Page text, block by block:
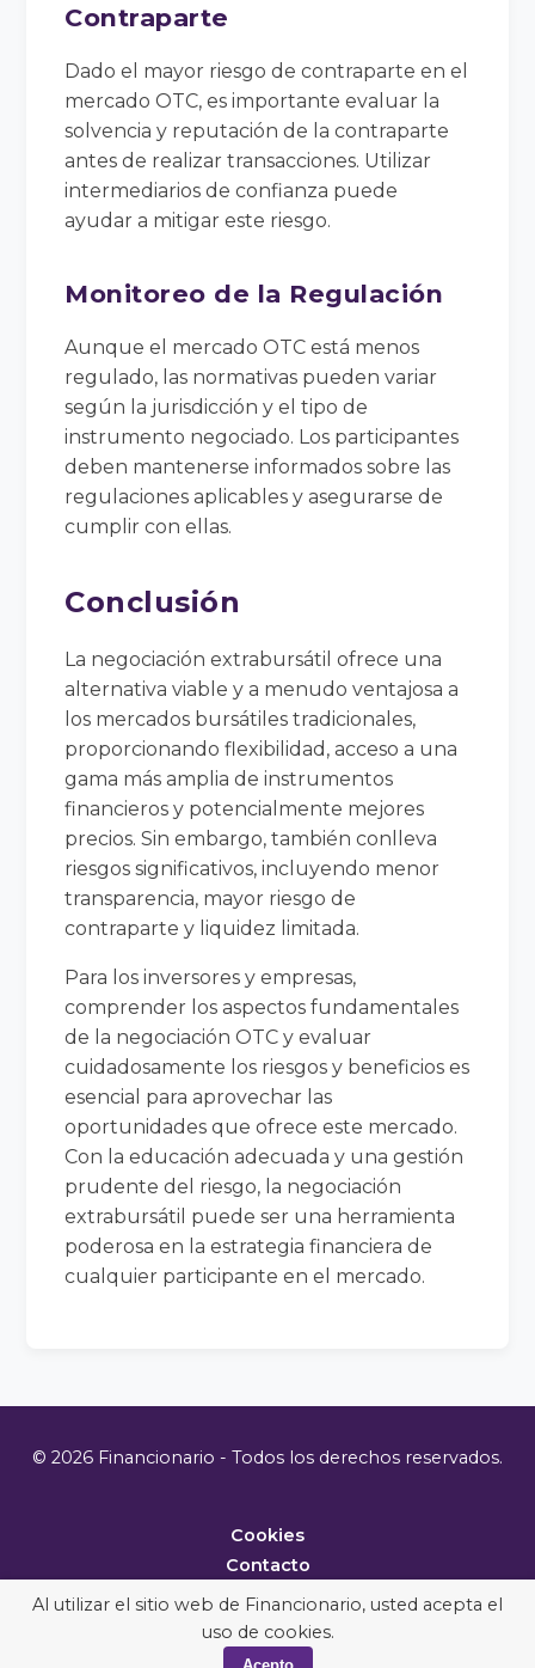
Contraparte
Dado el mayor riesgo de contraparte en el
mercado OTC, es importante evaluar la
solvencia y reputación de la contraparte
antes de realizar transacciones. Utilizar
intermediarios de confianza puede
ayudar a mitigar este riesgo.
Monitoreo de la Regulación
Aunque el mercado OTC está menos
regulado, las normativas pueden variar
según la jurisdicción y el tipo de
instrumento negociado. Los participantes
deben mantenerse informados sobre las
regulaciones aplicables y asegurarse de
cumplir con ellas.
Conclusión
La negociación extrabursátil ofrece una
alternativa viable y a menudo ventajosa a
los mercados bursátiles tradicionales,
proporcionando flexibilidad, acceso a una
gama más amplia de instrumentos
financieros y potencialmente mejores
precios. Sin embargo, también conlleva
riesgos significativos, incluyendo menor
transparencia, mayor riesgo de
contraparte y liquidez limitada.
Para los inversores y empresas,
comprender los aspectos fundamentales
de la negociación OTC y evaluar
cuidadosamente los riesgos y beneficios es
esencial para aprovechar las
oportunidades que ofrece este mercado.
Con la educación adecuada y una gestión
prudente del riesgo, la negociación
extrabursátil puede ser una herramienta
poderosa en la estrategia financiera de
cualquier participante en el mercado.
© 2026 Financionario - Todos los derechos reservados.
Cookies
Contacto
Metodología
Al utilizar el sitio web de Financionario, usted acepta el
uso de cookies.